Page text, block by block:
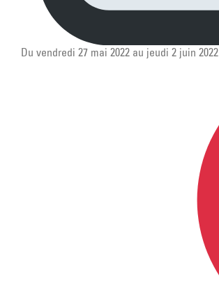
Du vendredi 27 mai 2022 au jeudi 2 juin 2022